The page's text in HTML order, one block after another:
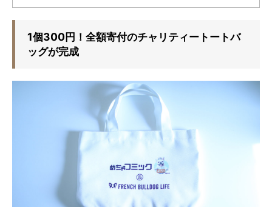
1個300円！全額寄付のチャリティートートバ
ッグが完成